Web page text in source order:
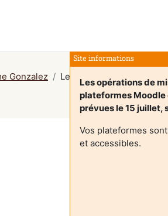
Site informations
Les opérations de
plateformes
prévues le 15 juillet,
Vos plateformes
et accessibles.
Gonzalez Leírás